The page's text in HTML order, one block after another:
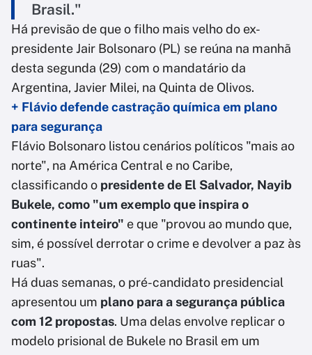
Brasil."
Há previsão de que o filho mais velho do ex-
presidente Jair Bolsonaro (PL) se reúna na manhã
desta segunda (29) com o mandatário da
Argentina, Javier Milei, na Quinta de Olivos.
+ Flávio defende castração química em plano
para segurança
Flávio Bolsonaro listou cenários políticos "mais ao
norte", na América Central e no Caribe,
classificando o presidente de El Salvador, Nayib
Bukele, como "um exemplo que inspira o
continente inteiro" e que "provou ao mundo que,
sim, é possível derrotar o crime e devolver a paz às
ruas".
Há duas semanas, o pré-candidato presidencial
apresentou um plano para a segurança pública
com 12 propostas. Uma delas envolve replicar o
modelo prisional de Bukele no Brasil em um